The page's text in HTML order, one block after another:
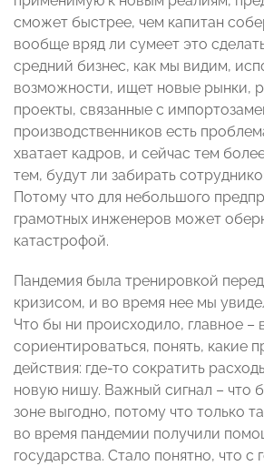
сможет быстрее, чем капитан
вообще вряд ли сумеет это
средний бизнес, как мы видим,
возможности, ищет новые рынки,
проекты, связанные с
производственников есть
хватает кадров, и сейчас тем
тем, будут ли забирать
Потому что для небольшого
грамотных инженеров может
катастрофой.
Пандемия была тренировкой
кризисом, и во время нее мы
Что бы ни происходило, главное –
сориентироваться, понять, какие
действия: где-то сократить
новую нишу. Важный сигнал – что
зоне выгодно, потому что только
во время пандемии получили
государства. Стало понятно, что с